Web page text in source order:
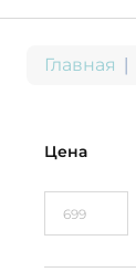
Главная
Цена